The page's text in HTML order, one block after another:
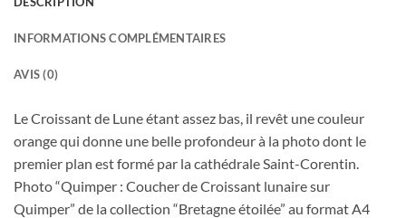
INFORMATIONS COMPLÉMENTAIRES
AVIS (0)
Le Croissant de Lune étant assez bas, il revêt une couleur
orange qui donne une belle profondeur à la photo dont le
premier plan est formé par la cathédrale Saint-Corentin.
Photo “Quimper : Coucher de Croissant lunaire sur
Quimper” de la collection “Bretagne étoilée” au format A4